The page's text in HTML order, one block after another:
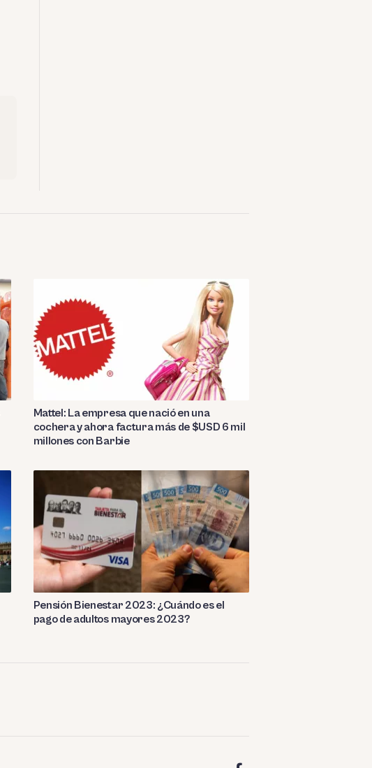
Mattel: La empresa que nació en una
cochera y ahora factura más de $USD 6 mil
millones con Barbie
Pensión Bienestar 2023: ¿Cuándo es el
pago de adultos mayores 2023?